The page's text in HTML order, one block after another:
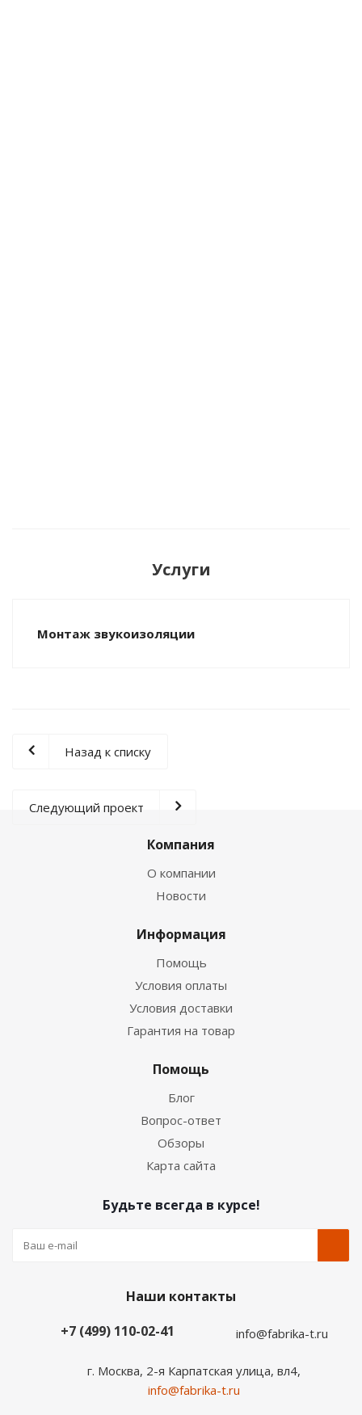
Услуги
Монтаж звукоизоляции
Назад к списку
Следующий проект
Компания
О компании
Новости
Информация
Помощь
Условия оплаты
Условия доставки
Гарантия на товар
Помощь
Блог
Вопрос-ответ
Обзоры
Карта сайта
Будьте всегда в курсе!
Наши контакты
+7 (499) 110-02-41
info@fabrika-t.ru
г. Москва, 2-я Карпатская улица, вл4,
info@fabrika-t.ru